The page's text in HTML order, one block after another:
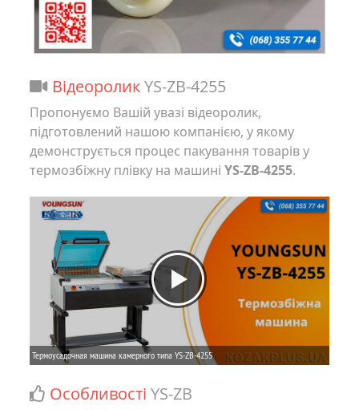
Відеоролик YS-ZB-4255
Пропонуємо Вашій увазі відеоролик,
підготовлений нашою компанією, у якому
демонструється процес пакування товарів у
термозбіжну плівку на машині YS-ZB-4255.
Особливості YS-ZB